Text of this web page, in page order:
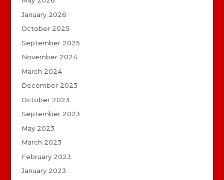
January 2026
October 2025
September 2025
November 2024
March 2024
December 2023
October 2023
September 2023
May 2023
March 2023
February 2023
January 2023